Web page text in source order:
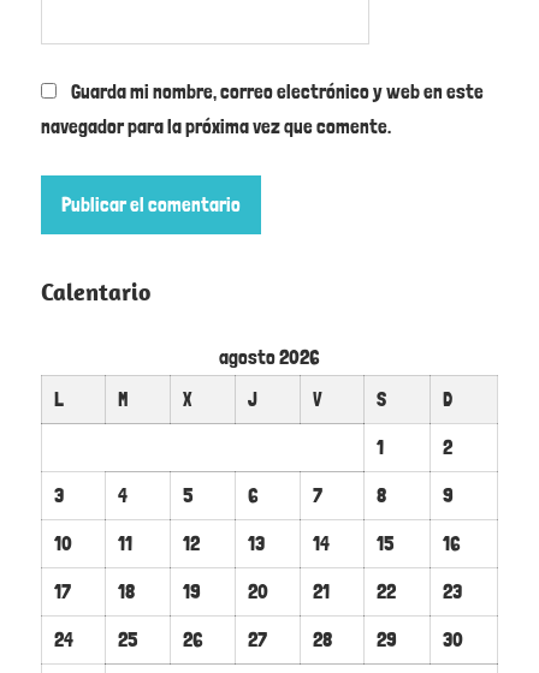
Guarda mi nombre, correo electrónico y web en este
navegador para la próxima vez que comente.
Calentario
agosto 2026
L
M X J V S
D
1
2
3
4 5 6 7 8
9
10
11 12 13 14 15
16
17
18 19 20 21 22
23
24
25 26 27 28 29
30